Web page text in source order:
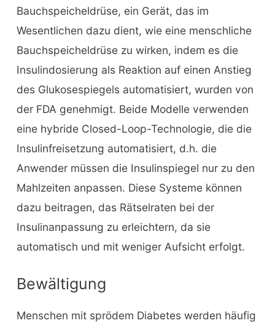
Bauchspeicheldrüse, ein Gerät, das im
Wesentlichen dazu dient, wie eine menschliche
Bauchspeicheldrüse zu wirken, indem es die
Insulindosierung als Reaktion auf einen Anstieg
des Glukosespiegels automatisiert, wurden von
der FDA genehmigt. Beide Modelle verwenden
eine hybride Closed-Loop-Technologie, die die
Insulinfreisetzung automatisiert, d.h. die
Anwender müssen die Insulinspiegel nur zu den
Mahlzeiten anpassen. Diese Systeme können
dazu beitragen, das Rätselraten bei der
Insulinanpassung zu erleichtern, da sie
automatisch und mit weniger Aufsicht erfolgt.
Bewältigung
Menschen mit sprödem Diabetes werden häufig